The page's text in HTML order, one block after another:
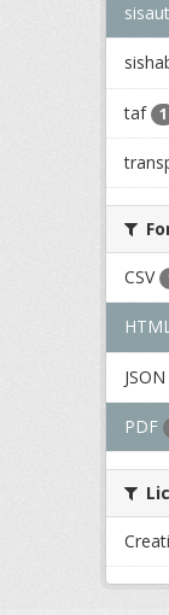
taf 1
CSV
JSON
PDF